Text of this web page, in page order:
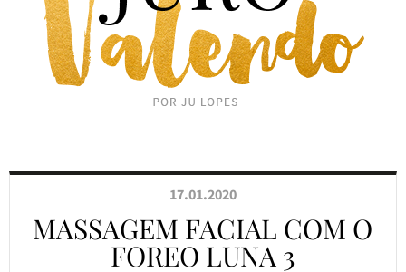
17.01.2020
MASSAGEM FACIAL COM O
FOREO LUNA 3